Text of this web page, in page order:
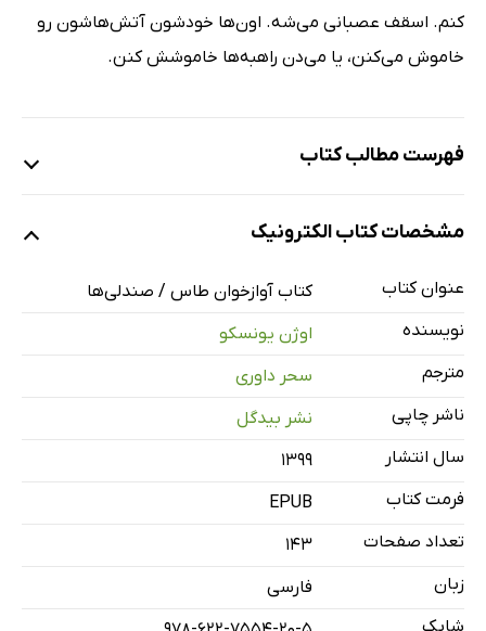
کنم. اسقف عصبانی می‌شه. اون‌ها خودشون آتش‌هاشون رو
خاموش می‌کنن، یا می‌دن راهبه‌ها خاموشش کنن.
فهرست مطالب کتاب
آوازخوان طاس: ضدتئاتر
پی‌نوشت‌ها
مشخصات کتاب الکترونیک
عنوان کتاب
کتاب آوازخوان طاس / صندلی‌ها
نویسنده
اوژن یونسکو
مترجم
سحر داوری
ناشر چاپی
نشر بیدگل
سال انتشار
۱۳۹۹
فرمت کتاب
EPUB
تعداد صفحات
143
زبان
فارسی
شابک